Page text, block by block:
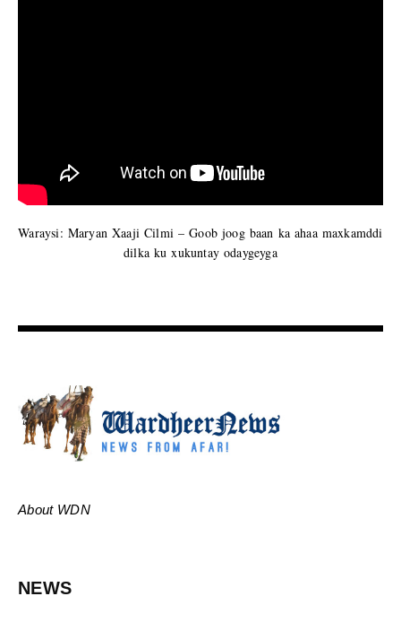
Waraysi: Maryan Xaaji Cilmi – Goob joog baan ka ahaa maxkamddi
dilka ku xukuntay odaygeyga
About WDN
NEWS